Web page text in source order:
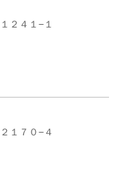
２４１−１
１７０−４